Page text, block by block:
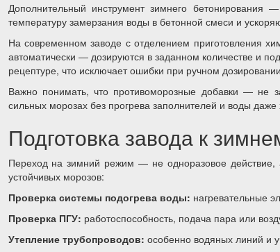
Дополнительный инструмент зимнего бетонирования —
температуру замерзания воды в бетонной смеси и
На современном заводе с отделением приготовления
автоматически — дозируются в заданном количестве и
рецептуре, что исключает ошибки при ручном
Важно понимать, что противоморозные добавки — не
сильных морозах без прогрева заполнителей и воды
Подготовка завода к
Переход на зимний режим — не одноразовое
устойчивых морозов:
Проверка системы подогрева воды: нагревательные
Проверка ПГУ: работоспособность, подача пара или
Утепление трубопроводов: особенно водяных линий и